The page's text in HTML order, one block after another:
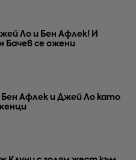
Ло и Бен Афлек! И
Бачев се ожени
Бен Афлек и Джей Ло като